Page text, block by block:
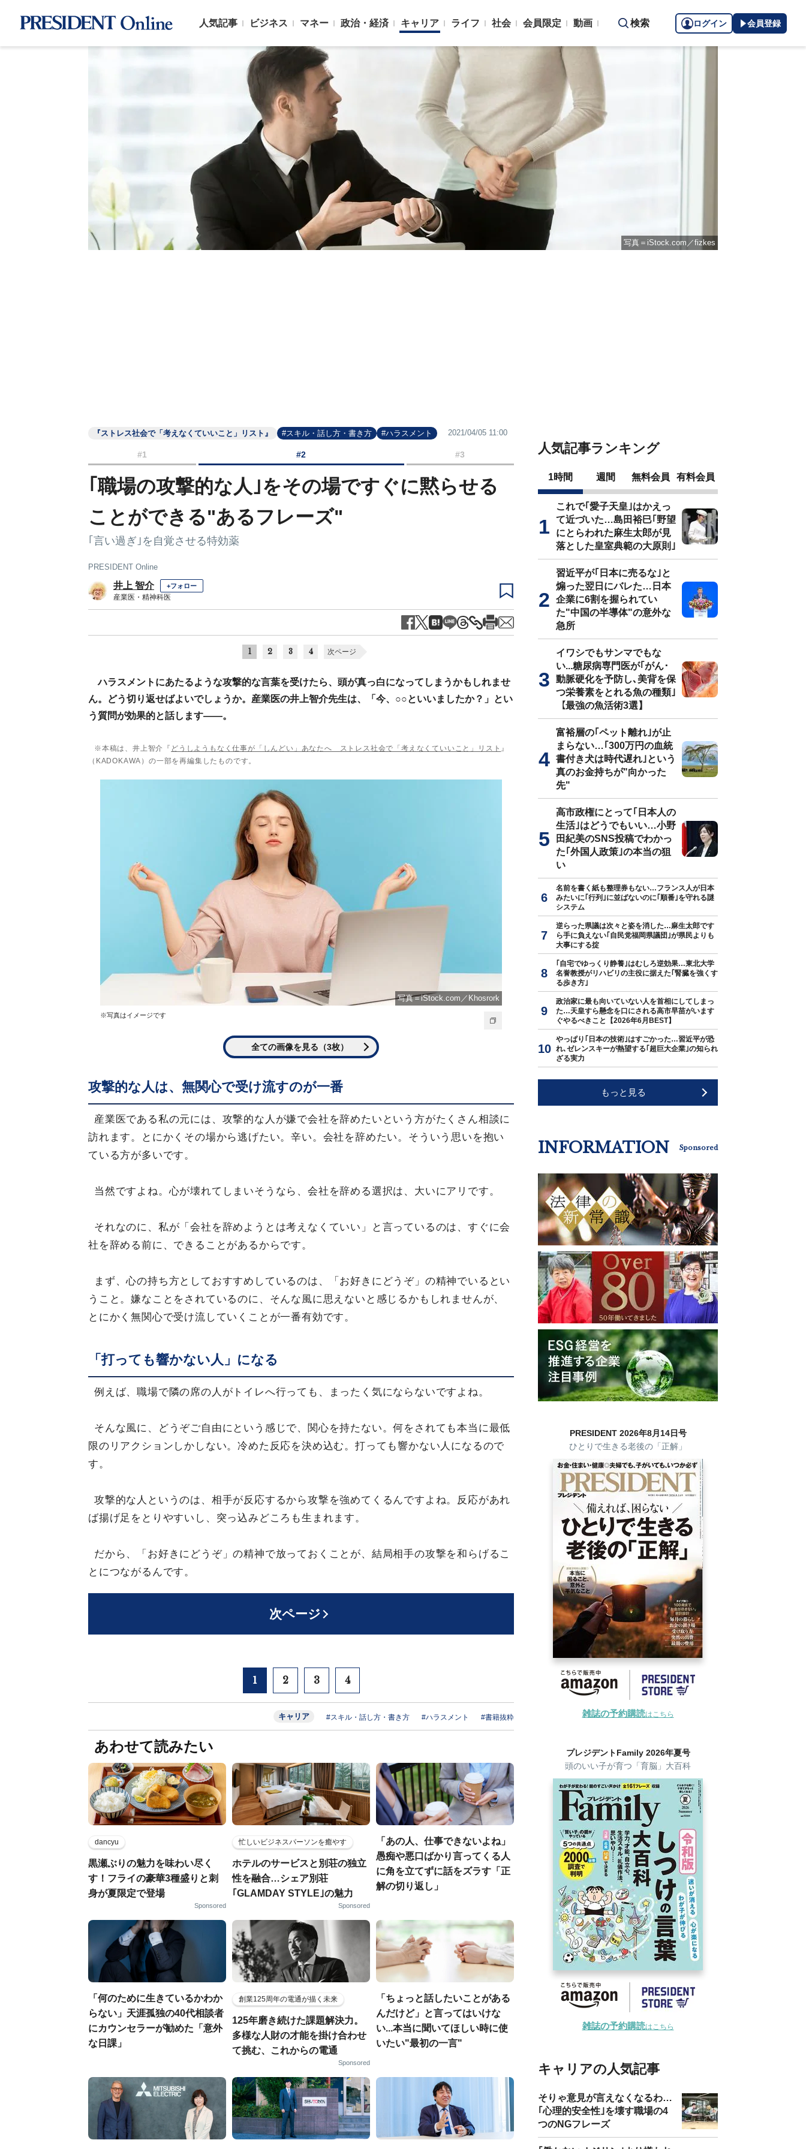
人気記事 ビジネス マネー 政治・経済 キャリア ライフ 社会 会員限定 動画 検索 ログイン 会員登録
写真＝iStock.com／fizkes
『ストレス社会で「考えなくていいこと」リスト』 #スキル・話し方・書き方 #ハラスメント 2021/04/05 11:00
#1 #2 #3
｢職場の攻撃的な人｣をその場ですぐに黙らせる
ことができる"あるフレーズ"
｢言い過ぎ｣を自覚させる特効薬
PRESIDENT Online
井上 智介 +フォロー
産業医・精神科医
1 2 3 4 次ページ
ハラスメントにあたるような攻撃的な言葉を受けたら、頭が真っ白になってしまうかもしれませ
ん。どう切り返せばよいでしょうか。産業医の井上智介先生は、「今、○○といいましたか？」とい
う質問が効果的と話します――。
※本稿は、井上智介『 どうしようもなく仕事が「しんどい」あなたへ ストレス社会で「考えなくていいこと」リスト 』
（KADOKAWA）の一部を再編集したものです。
写真＝iStock.com／Khosrork
※写真はイメージです
全ての画像を見る（3枚）
攻撃的な人は、無関心で受け流すのが一番
産業医である私の元には、攻撃的な人が嫌で会社を辞めたいという方がたくさん相談に
訪れます。とにかくその場から逃げたい。辛い。会社を辞めたい。そういう思いを抱い
ている方が多いです。
当然ですよね。心が壊れてしまいそうなら、会社を辞める選択は、大いにアリです。
それなのに、私が「会社を辞めようとは考えなくていい」と言っているのは、すぐに会
社を辞める前に、できることがあるからです。
まず、心の持ち方としておすすめしているのは、「お好きにどうぞ」の精神でいるとい
うこと。嫌なことをされているのに、そんな風に思えないと感じるかもしれませんが、
とにかく無関心で受け流していくことが一番有効です。
「打っても響かない人」になる
例えば、職場で隣の席の人がトイレへ行っても、まったく気にならないですよね。
そんな風に、どうぞご自由にという感じで、関心を持たない。何をされても本当に最低
限のリアクションしかしない。冷めた反応を決め込む。打っても響かない人になるので
す。
攻撃的な人というのは、相手が反応するから攻撃を強めてくるんですよね。反応があれ
ば揚げ足をとりやすいし、突っ込みどころも生まれます。
だから、「お好きにどうぞ」の精神で放っておくことが、結局相手の攻撃を和らげるこ
とにつながるんです。
次ページ
1 2 3 4
キャリア #スキル・話し方・書き方 #ハラスメント #書籍抜粋
あわせて読みたい
dancyu
黒瀬ぶりの魅力を味わい尽く
す！フライの豪華3種盛りと刺
身が夏限定で登場
Sponsored
忙しいビジネスパーソンを癒やす
ホテルのサービスと別荘の独立
性を融合…シェア別荘
｢GLAMDAY STYLE｣の魅力
Sponsored
「あの人、仕事できないよね」
愚痴や悪口ばかり言ってくる人
に角を立てずに話をズラす「正
解の切り返し」
「何のために生きているかわか
らない」天涯孤独の40代相談者
にカウンセラーが勧めた「意外
な日課」
創業125周年の電通が描く未来
125年磨き続けた課題解決力。
多様な人財の才能を掛け合わせ
て挑む、これからの電通
Sponsored
「ちょっと話したいことがある
んだけど」と言ってはいけな
い...本当に聞いてほしい時に使
いたい"最初の一言"
人気記事ランキング
1時間 週間 無料会員 有料会員
これで｢愛子天皇｣はかえっ
て近づいた…島田裕巳｢野望
にとらわれた麻生太郎が見
落とした皇室典範の大原則｣
習近平が｢日本に売るな｣と
煽った翌日にバレた…日本
企業に6割を握られてい
た"中国の半導体"の意外な
急所
イワシでもサンマでもな
い...糖尿病専門医が｢がん･
動脈硬化を予防し､美背を保
つ栄養素をとれる魚の種類｣
【最強の魚活術3選】
富裕層の｢ペット離れ｣が止
まらない…｢300万円の血統
書付き犬は時代遅れ｣という
真のお金持ちが"向かった
先"
高市政権にとって｢日本人の
生活｣はどうでもいい…小野
田紀美のSNS投稿でわかっ
た｢外国人政策｣の本当の狙
い
名前を書く紙も整理券もない…フランス人が日本
みたいに｢行列｣に並ばないのに｢順番｣を守れる謎
システム
逆らった県議は次々と姿を消した…麻生太郎です
ら手に負えない｢自民党福岡県議団｣が県民よりも
大事にする掟
｢自宅でゆっくり静養｣はむしろ逆効果…東北大学
名誉教授がリハビリの主役に据えた｢腎臓を強くす
る歩き方｣
政治家に最も向いていない人を首相にしてしまっ
た…天皇すら懸念を口にされる高市早苗がいます
ぐやるべきこと【2026年6月BEST】
やっぱり｢日本の技術｣はすごかった…習近平が恐
れ､ゼレンスキーが熱望する｢超巨大企業｣の知られ
ざる実力
もっと見る
INFORMATION Sponsored
PRESIDENT 2026年8月14日号
ひとりで生きる老後の「正解」
雑誌の予約購読はこちら
プレジデントFamily 2026年夏号
頭のいい子が育つ「育脳」大百科
雑誌の予約購読はこちら
キャリアの人気記事
そりゃ意見が言えなくなるわ…
｢心理的安全性｣を壊す職場の4
つのNGフレーズ